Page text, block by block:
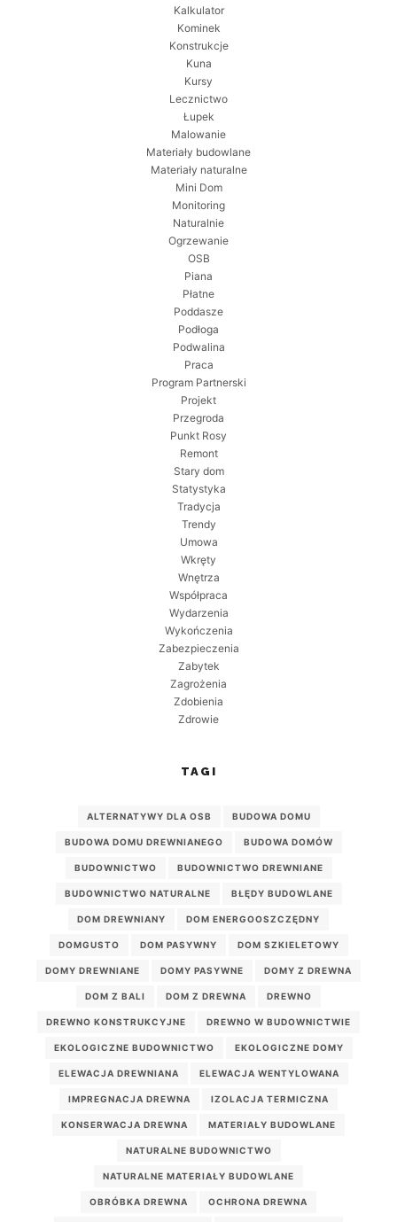
Kalkulator
Kominek
Konstrukcje
Kuna
Kursy
Lecznictwo
Łupek
Malowanie
Materiały budowlane
Materiały naturalne
Mini Dom
Monitoring
Naturalnie
Ogrzewanie
OSB
Piana
Płatne
Poddasze
Podłoga
Podwalina
Praca
Program Partnerski
Projekt
Przegroda
Punkt Rosy
Remont
Stary dom
Statystyka
Tradycja
Trendy
Umowa
Wkręty
Wnętrza
Współpraca
Wydarzenia
Wykończenia
Zabezpieczenia
Zabytek
Zagrożenia
Zdobienia
Zdrowie
TAGI
ALTERNATYWY DLA OSB BUDOWA DOMU
BUDOWA DOMU DREWNIANEGO BUDOWA DOMÓW
BUDOWNICTWO BUDOWNICTWO DREWNIANE
BUDOWNICTWO NATURALNE BŁĘDY BUDOWLANE
DOM DREWNIANY DOM ENERGOOSZCZĘDNY
DOMGUSTO DOM PASYWNY DOM SZKIELETOWY
DOMY DREWNIANE DOMY PASYWNE DOMY Z DREWNA
DOM Z BALI DOM Z DREWNA DREWNO
DREWNO KONSTRUKCYJNE DREWNO W BUDOWNICTWIE
EKOLOGICZNE BUDOWNICTWO EKOLOGICZNE DOMY
ELEWACJA DREWNIANA ELEWACJA WENTYLOWANA
IMPREGNACJA DREWNA IZOLACJA TERMICZNA
KONSERWACJA DREWNA MATERIAŁY BUDOWLANE
NATURALNE BUDOWNICTWO
NATURALNE MATERIAŁY BUDOWLANE
OBRÓBKA DREWNA OCHRONA DREWNA